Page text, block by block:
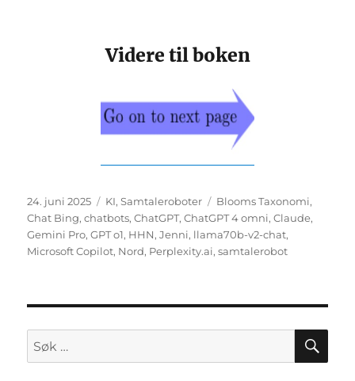
Videre til boken
Publisert
24. juni 2025 Kategorier
KI,Samtaleroboter Stikkord
Blooms Taxonomi,
Chat Bing,chatbots,ChatGPT,ChatGPT 4 omni,Claude,
Gemini Pro,GPT o1, HHN,Jenni, llama70b-v2-chat,
Microsoft Copilot, Nord, Perplexity.ai,samtalerobot
Søk
etter: